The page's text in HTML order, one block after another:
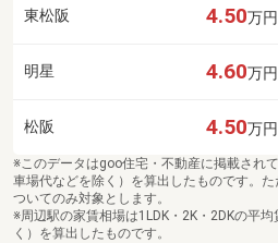
東松阪 4.50万円
明星 4.60万円
松阪 4.50万円
※このデータはgoo住宅・不動産に掲載され
車場代などを除く）を算出したものです。
ついてのみ対象とします。
※周辺駅の家賃相場は1LDK・2K・2DKの平
く）を算出したものです。